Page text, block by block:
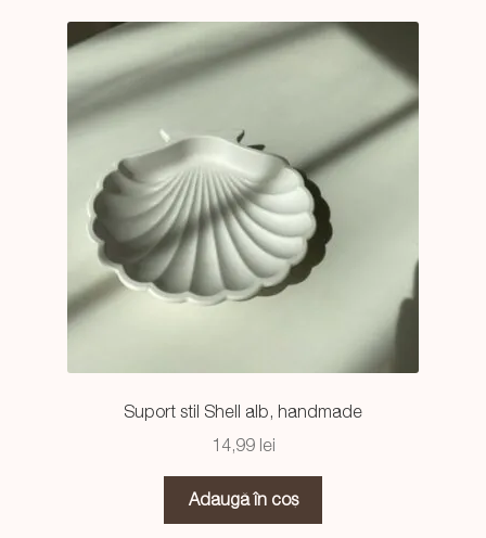
Suport stil Shell alb, handmade
14,99 lei
Adaugă în coș